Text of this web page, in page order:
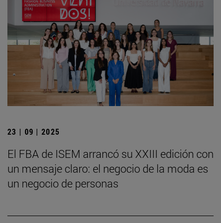
23 | 09 | 2025
El FBA de ISEM arrancó su XXIII edición con
un mensaje claro: el negocio de la moda es
un negocio de personas